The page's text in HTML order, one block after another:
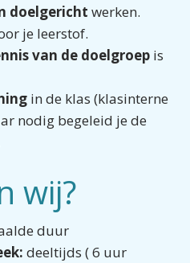
doelgericht werken.
je leerstof.
van de doelgroep is
in de klas (klasinterne
nodig begeleid je de
wij?
duur
deeltijds ( 6 uur